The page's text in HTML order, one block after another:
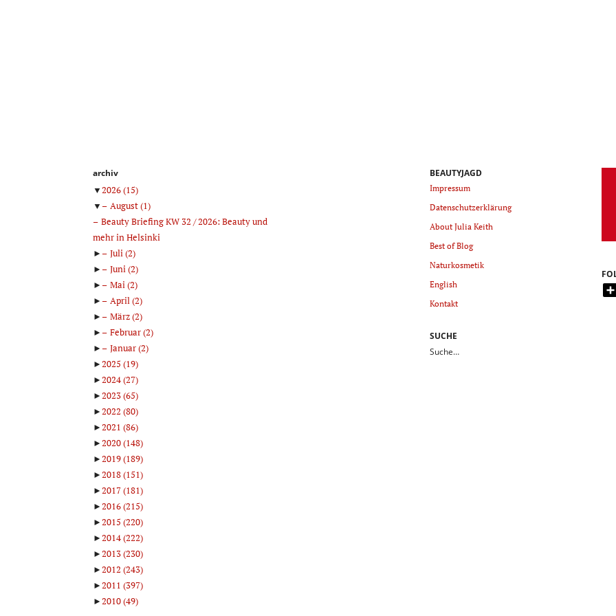
archiv
▼2026(15)
▼
August(1)
Beauty Briefing KW 32 / 2026: Beauty und
mehr in Helsinki
►
Juli(2)
►
Juni(2)
►
Mai(2)
►
April(2)
►
März(2)
►
Februar(2)
►
Januar(2)
►2025 (19)
►2024(27)
►2023(65)
►2022 (80)
►2021 (86)
►2020(148)
►2019(189)
►2018(151)
►2017(181)
►2016(215)
►2015 (220)
►2014(222)
►2013(230)
►2012 (243)
►2011 (397)
►2010(49)
BEAUTYJAGD
Impressum
Datenschutzerklärung
About Julia Keith
Best of Blog
Naturkosmetik
English
Kontakt
SUCHE